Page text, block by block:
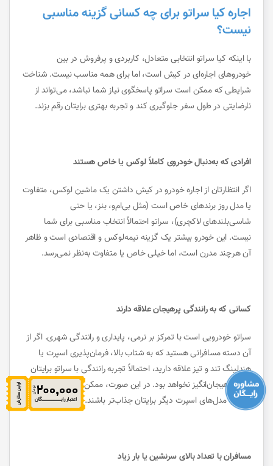
اجاره کیا سراتو برای چه کسانی گزینه مناسبی
نیست؟
با اینکه کیا سراتو انتخابی متعادل، کاربردی و پرفروش در بین
خودروهای اجاره‌ای در کیش است، اما برای همه مناسب نیست. شناخت
شرایطی که ممکن است سراتو پاسخگوی نیاز شما نباشد، می‌تواند از
نارضایتی در طول سفر جلوگیری کند و تجربه بهتری برایتان رقم بزند.
افرادی که به‌دنبال خودروی کاملاً لوکس یا خاص هستند
اگر انتظارتان از اجاره خودرو در کیش داشتن یک ماشین لوکس، متفاوت
یا مدل روز برندهای خاص است (مثل بی‌ام‌و، بنز، یا حتی
شاسی‌بلندهای لاکچری)، سراتو احتمالاً انتخاب مناسبی برای شما
نیست. این خودرو بیشتر یک گزینه نیمه‌لوکس و اقتصادی است و ظاهر
آن هرچند مدرن است، اما خیلی خاص یا متفاوت به‌نظر نمی‌رسد.
کسانی که به رانندگی پرهیجان علاقه دارند
سراتو خودرویی است با تمرکز بر نرمی، پایداری و رانندگی شهری. اگر از
آن دسته مسافرانی هستید که به شتاب بالا، فرمان‌پذیری اسپرت یا
هندلینگ تند و تیز علاقه دارید، احتمالاً تجربه رانندگی با سراتو برایتان
چندان هیجان‌انگیز نخواهد بود. در این صورت، ممکن است خودروهای
کوپه یا مدل‌های اسپرت دیگر برایتان جذاب‌تر باشند.
مسافران با تعداد بالای سرنشین یا بار زیاد